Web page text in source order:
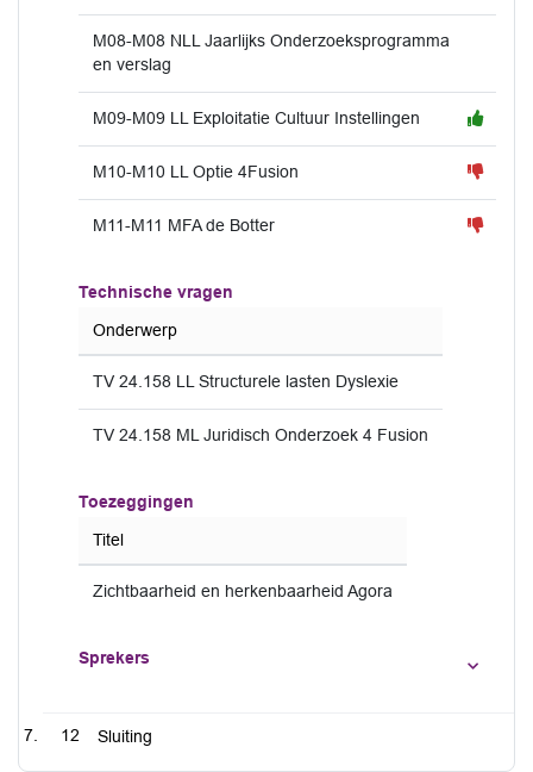
M08-M08 NLL Jaarlijks Onderzoeksprogramma
en verslag
M09-M09 LL Exploitatie Cultuur Instellingen
M10-M10 LL Optie 4Fusion
M11-M11 MFA de Botter
Technische vragen
Onderwerp
TV 24.158 LL Structurele lasten Dyslexie
TV 24.158 ML Juridisch Onderzoek 4 Fusion
Toezeggingen
Titel
Zichtbaarheid en herkenbaarheid Agora
Sprekers
12 Sluiting